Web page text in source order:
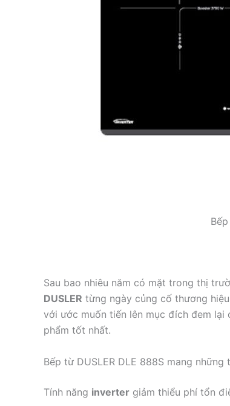
Sau bao nhiêu năm có mặt trong thị
DUSLER từng ngày củng cố thương
với ước muốn tiến lên mục đích đem lại
phẩm tốt nhất.
Bếp từ DUSLER DLE 888S mang
Tính năng inverter giảm thiểu phí tổn